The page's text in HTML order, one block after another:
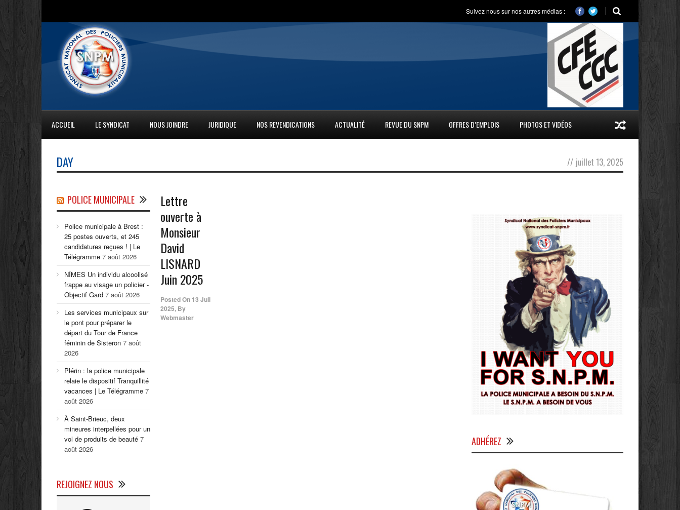
Suivez nous sur nos autres médias :
ACCUEIL LE SYNDICAT NOUS JOINDRE JURIDIQUE NOS REVENDICATIONS ACTUALITÉ REVUE DU SNPM OFFRES D’EMPLOIS PHOTOS ET VIDÉOS
DAY // juillet 13, 2025
Lettre
ouverte à
Monsieur
David
LISNARD
Juin 2025
Posted On 13 Juil
2025, By
Webmaster
POLICE MUNICIPALE
Police municipale à Brest :
25 postes ouverts, et 245
candidatures reçues ! | Le
Télégramme 7 août 2026
NÎMES Un individu alcoolisé
frappe au visage un policier -
Objectif Gard 7 août 2026
Les services municipaux sur
le pont pour préparer le
départ du Tour de France
féminin de Sisteron 7 août
2026
Plérin : la police municipale
relaie le dispositif Tranquillité
vacances | Le Télégramme 7
août 2026
À Saint-Brieuc, deux
mineures interpellées pour un
vol de produits de beauté 7
août 2026
REJOIGNEZ NOUS
ADHÉREZ